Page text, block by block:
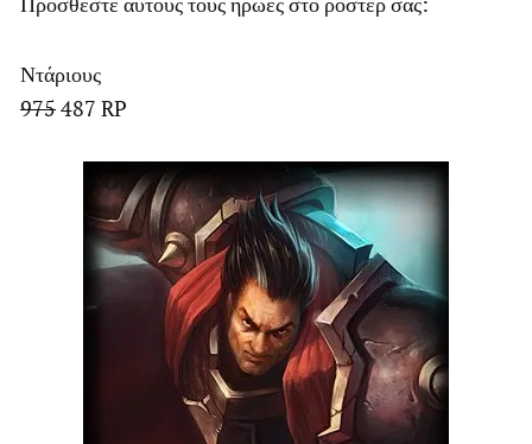
Ντάριους
975487 RP